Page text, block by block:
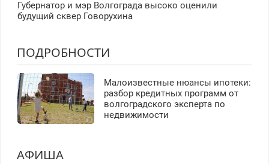
Губернатор и мэр Волгограда высоко оценили
будущий сквер Говорухина
ПОДРОБНОСТИ
Малоизвестные нюансы ипотеки:
разбор кредитных программ от
волгоградского эксперта по
недвижимости
АФИША